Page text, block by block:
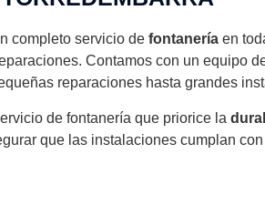
completo servicio de fontanería en
Contamos con un equipo
reparaciones hasta grandes
de fontanería que priorice la
que las instalaciones cumplan